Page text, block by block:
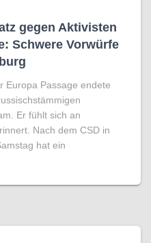
gegen Aktivisten
Schwere Vorwürfe
Europa Passage endete
Er fühlt sich an
Nach dem CSD in
hat ein